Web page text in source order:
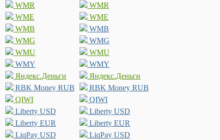
WMR
WMR
WME
WME
WMB
WMB
WMG
WMG
WMU
WMU
WMY
WMY
Яндекс.Деньги
Яндекс.Деньги
RBK Money RUB
RBK Money RUB
QIWI
QIWI
Liberty USD
Liberty USD
Liberty EUR
Liberty EUR
LiqPay USD
LiqPay USD